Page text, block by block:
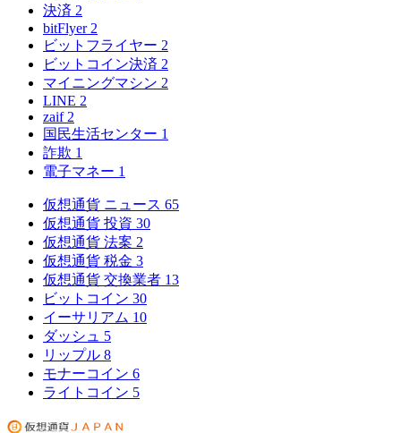
決済 2
bitFlyer 2
ビットフライヤー 2
ビットコイン決済 2
マイニングマシン 2
LINE 2
zaif 2
国民生活センター 1
詐欺 1
電子マネー 1
仮想通貨 ニュース 65
仮想通貨 投資 30
仮想通貨 法案 2
仮想通貨 税金 3
仮想通貨 交換業者 13
ビットコイン 30
イーサリアム 10
ダッシュ 5
リップル 8
モナーコイン 6
ライトコイン 5